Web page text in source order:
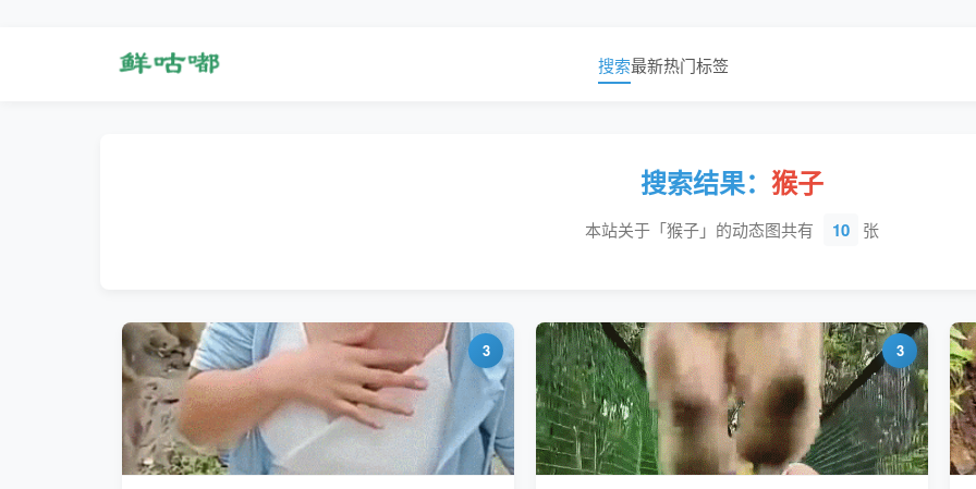
搜索最新热门标签
搜索结果： 猴子
本站关于「猴子」的动态图共有 10 张
3 3